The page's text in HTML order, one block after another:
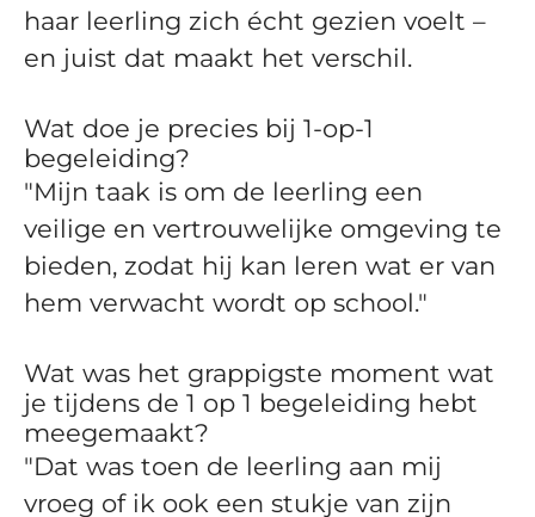
haar leerling zich écht gezien voelt –
en juist dat maakt het verschil.
Wat doe je precies bij 1-op-1
begeleiding?
"Mijn taak is om de leerling een
veilige en vertrouwelijke omgeving te
bieden, zodat hij kan leren wat er van
hem verwacht wordt op school."
Wat was het grappigste moment wat
je tijdens de 1 op 1 begeleiding hebt
meegemaakt?
"Dat was toen de leerling aan mij
vroeg of ik ook een stukje van zijn